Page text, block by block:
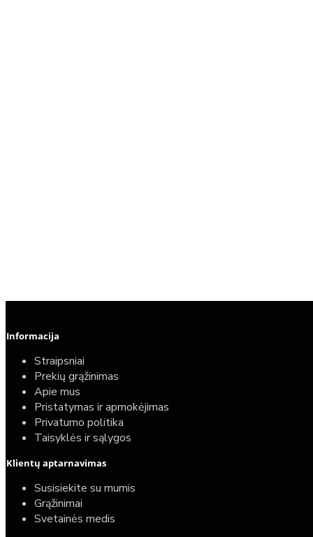
Informacija
Straipsniai
Prekių grąžinimas
Apie mus
Pristatymas ir apmokėjimas
Privatumo politika
Taisyklės ir sąlygos
Klientų aptarnavimas
Susisiekite su mumis
Grąžinimai
Svetainės medis